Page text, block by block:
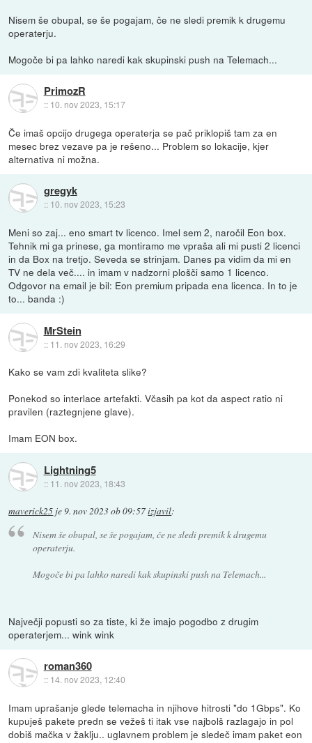
Nisem še obupal, se še pogajam, če ne sledi premik k drugemu
operaterju.
Mogoče bi pa lahko naredi kak skupinski push na Telemach...
PrimozR
:: 10. nov 2023, 15:17
Če imaš opcijo drugega operaterja se pač priklopiš tam za en
mesec brez vezave pa je rešeno... Problem so lokacije, kjer
alternativa ni možna.
gregyk
:: 10. nov 2023, 15:23
Meni so zaj... eno smart tv licenco. Imel sem 2, naročil Eon box.
Tehnik mi ga prinese, ga montiramo me vpraša ali mi pusti 2 licenci
in da Box na tretjo. Seveda se strinjam. Danes pa vidim da mi en
TV ne dela več.... in imam v nadzorni plošči samo 1 licenco.
Odgovor na email je bil: Eon premium pripada ena licenca. In to je
to... banda :)
MrStein
:: 11. nov 2023, 16:29
Kako se vam zdi kvaliteta slike?
Ponekod so interlace artefakti. Včasih pa kot da aspect ratio ni
pravilen (raztegnjene glave).
Imam EON box.
Lightning5
:: 11. nov 2023, 18:43
maverick25 je9. nov 2023 ob 09:57izjavil:
Nisem še obupal, se še pogajam, če ne sledi premik k drugemu
operaterju.
Mogoče bi pa lahko naredi kak skupinski push na Telemach...
Največji popusti so za tiste, ki že imajo pogodbo z drugim
operaterjem... wink wink
roman360
:: 14. nov 2023, 12:40
Imam uprašanje glede telemacha in njihove hitrosti "do 1Gbps". Ko
kupuješ pakete predn se vežeš ti itak vse najbolš razlagajo in pol
dobiš mačka v žaklju.. uglavnem problem je sledeč imam paket eon